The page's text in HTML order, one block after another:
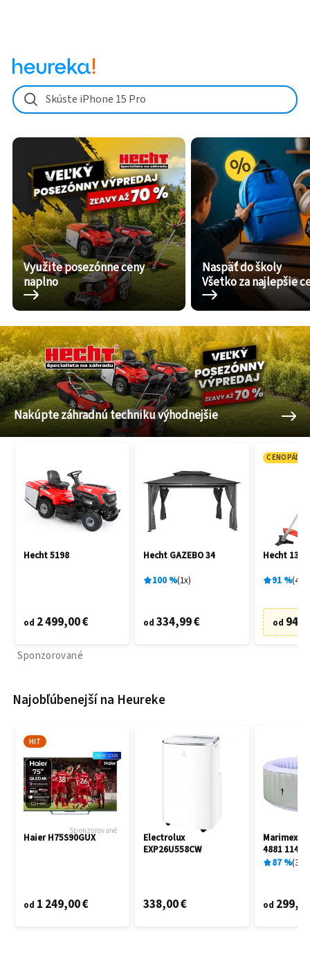
Skúste iPhone 15 Pro
Využite posezónne ceny
naplno
Naspäť do školy
Všetko za najlepšie
Nakúpte záhradnú techniku výhodnejšie
Hecht 5198
od 2 499,00 €
Hecht GAZEBO 34
100% 1x
od 334,99 €
CENOPÁD
Hecht 135
91% 48
od
Sponzorované
Najobľúbenejší na Heureke
HIT
Sponzorované
Haier H75S90GUX
od 1 249,00 €
Electrolux
EXP26U558CW
338,00 €
Marimex
4881
87% 3
od